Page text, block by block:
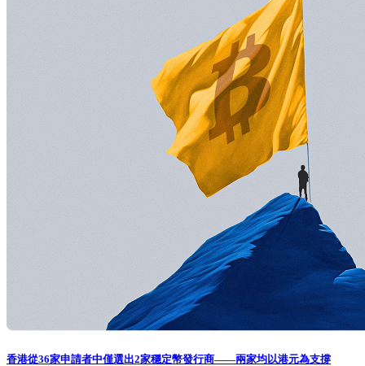
香港從36家申請者中僅選出2家穩定幣發行商——兩家均以港元為支撐